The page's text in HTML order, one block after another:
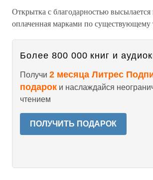
Открытка с благодарностью высылается
оплаченная марками по существующему
Более 800 000 книг и
Получи 2 месяца Литрес
подарок и наслаждайся
чтением
ПОЛУЧИТЬ ПОДАРОК